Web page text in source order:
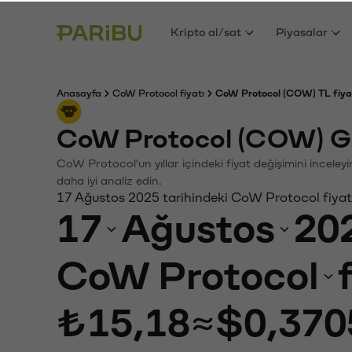
Kripto al/sat Piyasalar
Anasayfa CoW Protocol fiyatı CoW Protocol (COW) TL
CoW Protocol (COW)
CoW Protocol'un yıllar içindeki fiyat değişimini
daha iyi analiz edin.
17 Ağustos 2025 tarihindeki CoW Protocol
17 Ağustos
CoW Protocol
₺15,18≈